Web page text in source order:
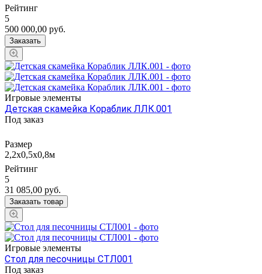
Рейтинг
5
500 000,00 руб.
Заказать
Игровые элементы
Детская скамейка Кораблик ЛЛК.001
Под заказ
Размер
2,2х0,5х0,8м
Рейтинг
5
31 085,00 руб.
Заказать товар
Игровые элементы
Стол для песочницы СТЛ001
Под заказ